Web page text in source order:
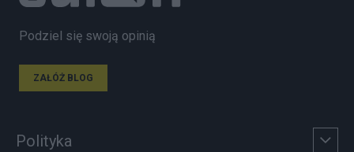
Podziel się swoją opinią
ZAŁÓŻ BLOG
Polityka